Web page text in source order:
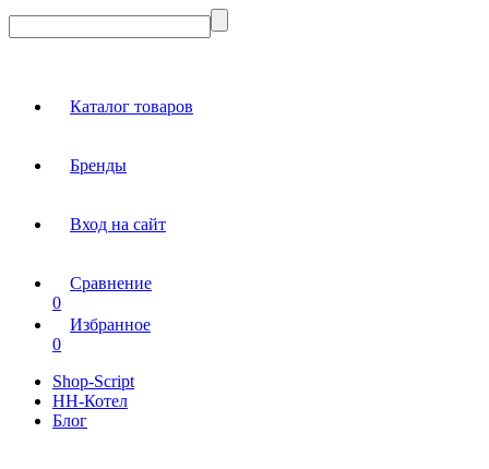
Каталог товаров
Бренды
Вход на сайт
Сравнение
0
Избранное
0
Shop-Script
НН-Котел
Блог